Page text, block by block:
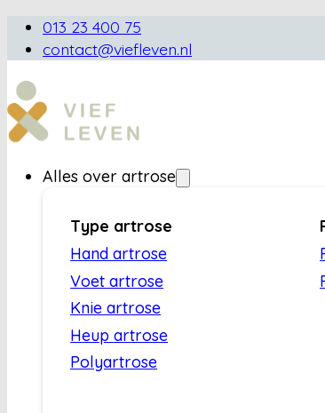
013 23 400 75
contact@viefleven.nl
Alles over artrose
Type artrose
Hand artrose
Voet artrose
Knie artrose
Heup artrose
Polyartrose